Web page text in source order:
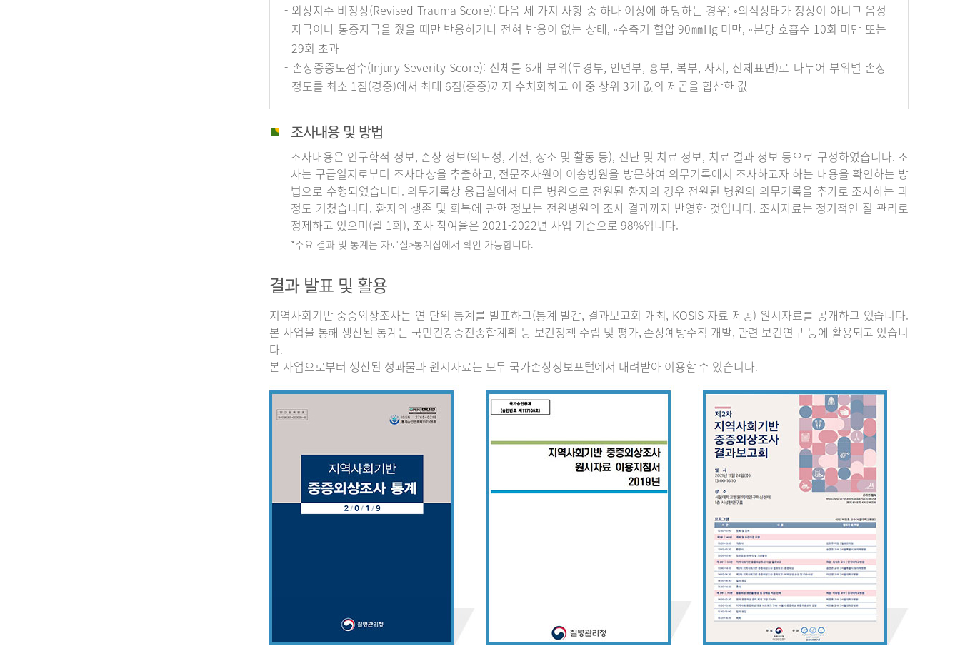
- 외상지수 비정상(Revised Trauma Score): 다음 세 가지 사항 중 하나 이상에 해당하는 경우; ◦의식상태가 정상이 아니고 음성
자극이나 통증자극을 줬을 때만 반응하거나 전혀 반응이 없는 상태, ◦수축기 혈압 90㎜Hg 미만, ◦분당 호흡수 10회 미만 또는
29회 초과
- 손상중증도점수(Injury Severity Score): 신체를 6개 부위(두경부, 안면부, 흉부, 복부, 사지, 신체표면)로 나누어 부위별 손상
정도를 최소 1점(경증)에서 최대 6점(중증)까지 수치화하고 이 중 상위 3개 값의 제곱을 합산한 값
조사내용 및 방법
조사내용은 인구학적 정보, 손상 정보(의도성, 기전, 장소 및 활동 등), 진단 및 치료 정보, 치료 결과 정보 등으로 구성하였습니다. 조
사는 구급일지로부터 조사대상을 추출하고, 전문조사원이 이송병원을 방문하여 의무기록에서 조사하고자 하는 내용을 확인하는 방
법으로 수행되었습니다. 의무기록상 응급실에서 다른 병원으로 전원된 환자의 경우 전원된 병원의 의무기록을 추가로 조사하는 과
정도 거쳤습니다. 환자의 생존 및 회복에 관한 정보는 전원병원의 조사 결과까지 반영한 것입니다. 조사자료는 정기적인 질 관리로
정제하고 있으며(월 1회), 조사 참여율은 2021-2022년 사업 기준으로 98%입니다.
*주요 결과 및 통계는 자료실>통계집에서 확인 가능합니다.
결과 발표 및 활용
지역사회기반 중증외상조사는 연 단위 통계를 발표하고(통계 발간, 결과보고회 개최, KOSIS 자료 제공) 원시자료를 공개하고 있습니다.
본 사업을 통해 생산된 통계는 국민건강증진종합계획 등 보건정책 수립 및 평가, 손상예방수칙 개발, 관련 보건연구 등에 활용되고 있습니
다.
본 사업으로부터 생산된 성과물과 원시자료는 모두 국가손상정보포털에서 내려받아 이용할 수 있습니다.